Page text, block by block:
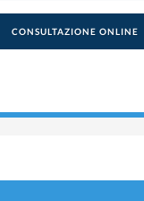
CONSULTAZIONE ONLINE